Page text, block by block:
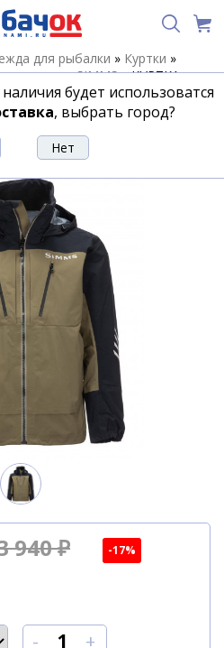
для рыбалки » Куртки »
куртки SIMMS»КУРТКА
DARK STONE
JACKET '20, DARK
940 ₽ -17%
- +
будет использоватся
, выбрать город?